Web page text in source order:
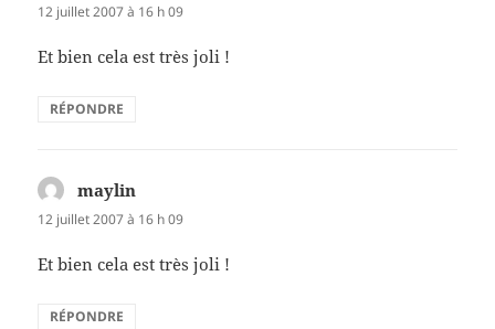
12 juillet 2007 à 16 h 09
Et bien cela est très joli !
RÉPONDRE
maylin
12 juillet 2007 à 16 h 09
Et bien cela est très joli !
RÉPONDRE